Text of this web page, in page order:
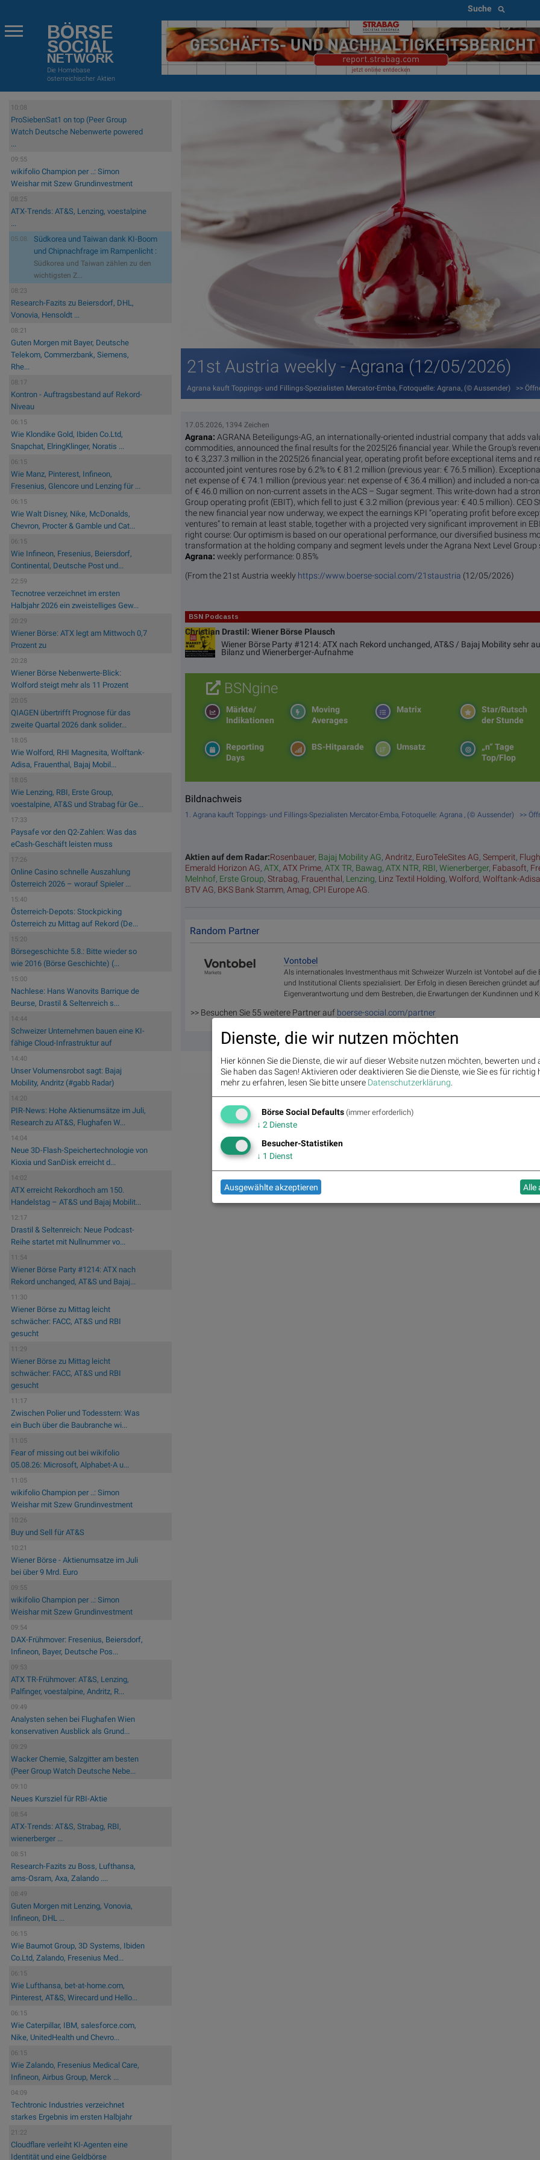
Suche
BÖRSE
SOCIAL
NETWORK
Die Homebase
österreichischer Aktien
10:08
ProSiebenSat1 on top (Peer Group
Watch Deutsche Nebenwerte powered
...
09:55
wikifolio Champion per ..: Simon
Weishar mit Szew Grundinvestment
08:25
ATX-Trends: AT&S, Lenzing, voestalpine
...
05.08.
Südkorea und Taiwan dank KI-Boom
und Chipnachfrage im Rampenlicht :
Südkorea und Taiwan zählen zu den
wichtigsten Z...
08:23
Research-Fazits zu Beiersdorf, DHL,
Vonovia, Hensoldt ...
08:21
Guten Morgen mit Bayer, Deutsche
Telekom, Commerzbank, Siemens,
Rhe...
08:17
Kontron - Auftragsbestand auf Rekord-
Niveau
06:15
Wie Klondike Gold, Ibiden Co.Ltd,
Snapchat, ElringKlinger, Noratis ...
06:15
Wie Manz, Pinterest, Infineon,
Fresenius, Glencore und Lenzing für ...
06:15
Wie Walt Disney, Nike, McDonalds,
Chevron, Procter & Gamble und Cat...
06:15
Wie Infineon, Fresenius, Beiersdorf,
Continental, Deutsche Post und...
22:59
Tecnotree verzeichnet im ersten
Halbjahr 2026 ein zweistelliges Gew...
20:29
Wiener Börse: ATX legt am Mittwoch 0,7
Prozent zu
20:28
Wiener Börse Nebenwerte-Blick:
Wolford steigt mehr als 11 Prozent
20:05
QIAGEN übertrifft Prognose für das
zweite Quartal 2026 dank solider...
18:05
Wie Wolford, RHI Magnesita, Wolftank-
Adisa, Frauenthal, Bajaj Mobil...
18:05
Wie Lenzing, RBI, Erste Group,
voestalpine, AT&S und Strabag für Ge...
17:33
Paysafe vor den Q2-Zahlen: Was das
eCash-Geschäft leisten muss
17:26
Online Casino schnelle Auszahlung
Österreich 2026 – worauf Spieler ...
15:40
Österreich-Depots: Stockpicking
Österreich zu Mittag auf Rekord (De...
15:20
Börsegeschichte 5.8.: Bitte wieder so
wie 2016 (Börse Geschichte) (...
15:00
Nachlese: Hans Wanovits Barrique de
Beurse, Drastil & Seltenreich s...
14:44
Schweizer Unternehmen bauen eine KI-
fähige Cloud-Infrastruktur auf
14:40
Unser Volumensrobot sagt: Bajaj
Mobility, Andritz (#gabb Radar)
14:20
PIR-News: Hohe Aktienumsätze im Juli,
Research zu AT&S, Flughafen W...
14:04
Neue 3D-Flash-Speichertechnologie von
Kioxia und SanDisk erreicht d...
14:02
ATX erreicht Rekordhoch am 150.
Handelstag – AT&S und Bajaj Mobilit...
12:17
Drastil & Seltenreich: Neue Podcast-
Reihe startet mit Nullnummer vo...
11:54
Wiener Börse Party #1214: ATX nach
Rekord unchanged, AT&S und Bajaj...
11:30
Wiener Börse zu Mittag leicht
schwächer: FACC, AT&S und RBI
gesucht
11:29
Wiener Börse zu Mittag leicht
schwächer: FACC, AT&S und RBI
gesucht
11:17
Zwischen Polier und Todesstern: Was
ein Buch über die Baubranche wi...
11:05
Fear of missing out bei wikifolio
05.08.26: Microsoft, Alphabet-A u...
11:05
wikifolio Champion per ..: Simon
Weishar mit Szew Grundinvestment
10:26
Buy und Sell für AT&S
10:21
Wiener Börse - Aktienumsatze im Juli
bei über 9 Mrd. Euro
09:55
wikifolio Champion per ..: Simon
Weishar mit Szew Grundinvestment
09:54
DAX-Frühmover: Fresenius, Beiersdorf,
Infineon, Bayer, Deutsche Pos...
09:53
ATX TR-Frühmover: AT&S, Lenzing,
Palfinger, voestalpine, Andritz, R...
09:49
Analysten sehen bei Flughafen Wien
konservativen Ausblick als Grund...
09:29
Wacker Chemie, Salzgitter am besten
(Peer Group Watch Deutsche Nebe...
09:10
Neues Kursziel für RBI-Aktie
08:54
ATX-Trends: AT&S, Strabag, RBI,
wienerberger ...
08:51
Research-Fazits zu Boss, Lufthansa,
ams-Osram, Axa, Zalando ....
08:49
Guten Morgen mit Lenzing, Vonovia,
Infineon, DHL ...
06:15
Wie Baumot Group, 3D Systems, Ibiden
Co.Ltd, Zalando, Fresenius Med...
06:15
Wie Lufthansa, bet-at-home.com,
Pinterest, AT&S, Wirecard und Hello...
06:15
Wie Caterpillar, IBM, salesforce.com,
Nike, UnitedHealth und Chevro...
06:15
Wie Zalando, Fresenius Medical Care,
Infineon, Airbus Group, Merck ...
04:09
Techtronic Industries verzeichnet
starkes Ergebnis im ersten Halbjahr
21:22
Cloudflare verleiht KI-Agenten eine
Identität und eine Geldbörse
21st Austria weekly - Agrana (12/05/2026)
Agrana kauft Toppings- und Fillings-Spezialisten Mercator-Emba, Fotoquelle: Agrana, (© Aussender) >>
17.05.2026, 1394 Zeichen
Agrana: AGRANA Beteiligungs-AG, an internationally-oriented industrial company that adds
commodities, announced the final results for the 2025|26 financial year. While the Group’s
to € 3,237.3 million in the 2025|26 financial year, operating profit before exceptional items and
accounted joint ventures rose by 6.2% to € 81.2 million (previous year: € 76.5 million).
net expense of € 74.1 million (previous year: net expense of € 36.4 million) and included a non-
of € 46.0 million on non-current assets in the ACS – Sugar segment. This write-down had a
Group operating profit (EBIT), which fell to just € 3.2 million (previous year: € 40.5 million). CEO
the new financial year now underway, we expect the earnings KPI “operating profit before
ventures” to remain at least stable, together with a projected very significant improvement in
right course: Our optimism is based on our operational performance, our diversified business
transformation at the holding company and segment levels under the Agrana Next Level Group
Agrana: weekly performance: 0.85%
(From the 21st Austria weekly https://www.boerse-social.com/21staustria (12/05/2026)
BSN Podcasts
Christian Drastil: Wiener Börse Plausch
Wiener Börse Party #1214: ATX nach Rekord unchanged, AT&S / Bajaj Mobility sehr
Bilanz und Wienerberger-Aufnahme
BSNgine
Star/Rutsch
der Stunde
Matrix
Moving
Averages
Märkte/
Indikationen
„n“ Tage
Top/Flop
Umsatz
BS-Hitparade
Reporting
Days
Bildnachweis
1. Agrana kauft Toppings- und Fillings-Spezialisten Mercator-Emba, Fotoquelle: Agrana , (© Aussender) >>
Aktien auf dem Radar:Rosenbauer, Bajaj Mobility AG,Andritz, EuroTeleSites AG,Semperit,
Emerald Horizon AG,ATX,ATX Prime,ATX TR, Bawag,ATX NTR, RBI,Wienerberger, Fabasoft,
Melnhof, Erste Group,Strabag, Frauenthal, Lenzing, Linz Textil Holding,Wolford,Wolftank-Adisa
BTV AG, BKS Bank Stamm,Amag, CPI Europe AG
Random Partner
Vontobel
Als internationales Investmenthaus mit Schweizer Wurzeln ist Vontobel auf die
und Institutional Clients spezialisiert. Der Erfolg in diesen Bereichen gründet
Eigenverantwortung und dem Bestreben, die Erwartungen der Kundinnen und
>> Besuchen Sie 55 weitere Partner auf boerse-social.com/partner
Dienste, die wir nutzen möchten
Hier können Sie die Dienste, die wir auf dieser Website nutzen möchten, bewerten und
Sie haben das Sagen! Aktivieren oder deaktivieren Sie die Dienste, wie Sie es für richtig
mehr zu erfahren, lesen Sie bitte unsere Datenschutzerklärung.
Börse Social Defaults (immer erforderlich)
↓ 2 Dienste
Besucher-Statistiken
↓ 1 Dienst
Ausgewählte akzeptieren Alle